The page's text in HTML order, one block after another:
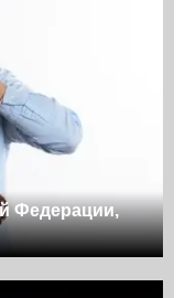
Федерации,